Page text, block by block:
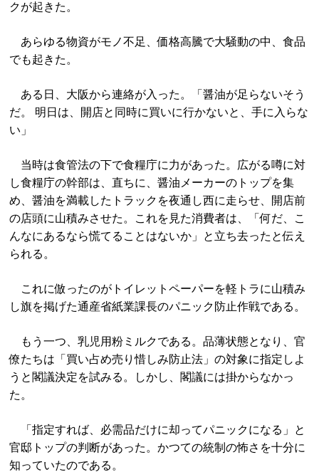
クが起きた。
あらゆる物資がモノ不足、価格高騰で大騒動の中、食品
でも起きた。
ある日、大阪から連絡が入った。「醤油が足らないそう
だ。 明日は、開店と同時に買いに行かないと、手に入らな
い」
当時は食管法の下で食糧庁に力があった。広がる噂に対
し食糧庁の幹部は、直ちに、醤油メーカーのトップを集
め、醤油を満載したトラックを夜通し西に走らせ、開店前
の店頭に山積みさせた。これを見た消費者は、「何だ、こ
んなにあるなら慌てることはないか」と立ち去ったと伝え
られる。
これに倣ったのがトイレットペーパーを軽トラに山積み
し旗を掲げた通産省紙業課長のパニック防止作戦である。
もう一つ、乳児用粉ミルクである。品薄状態となり、官
僚たちは「買い占め売り惜しみ防止法」の対象に指定しよ
うと閣議決定を試みる。しかし、閣議には掛からなかっ
た。
「指定すれば、必需品だけに却ってパニックになる」と
官邸トップの判断があった。かつての統制の怖さを十分に
知っていたのである。